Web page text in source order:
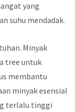
yang
suhu mendadak.
Minyak
tree untuk
membantu
minyak esensial
terlalu tinggi